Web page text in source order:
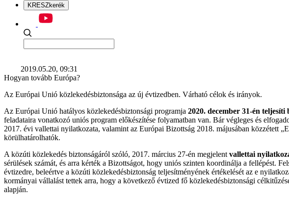
KRESZkerék
2019.05.20, 09:31
Hogyan tovább Európa?
Az Európai Unió közlekedésbiztonsága az új évtizedben. Várható célok és irányok.
Az Európai Unió hatályos közlekedésbiztonsági programja 2020. december 31-én teljesíti
feladataira vonatkozó uniós program előkészítése folyamatban van. Bár végleges és
2017. évi vallettai nyilatkozata, valamint az Európai Bizottság 2018. májusában közzétett
körülhatárolhatók.
A közúti közlekedés biztonságáról szóló, 2017. március 27-én megjelent vallettai
sérülések számát, és arra kérték a Bizottságot, hogy uniós szinten koordinálja a fellépést.
évtizedre, beleértve a közúti közlekedésbiztonság teljesítményének értékelését az e
kormányai vállalást tettek arra, hogy a következő évtized fő közlekedésbiztonsági
alapján.